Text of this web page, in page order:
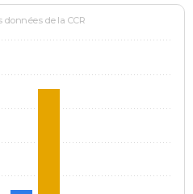
données de la CCR